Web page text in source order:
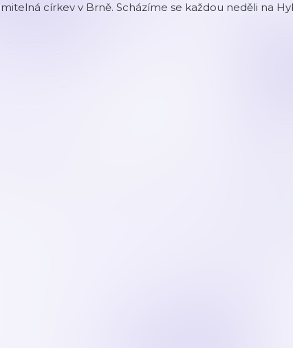
církev v Brně. Scházíme se každou neděli na